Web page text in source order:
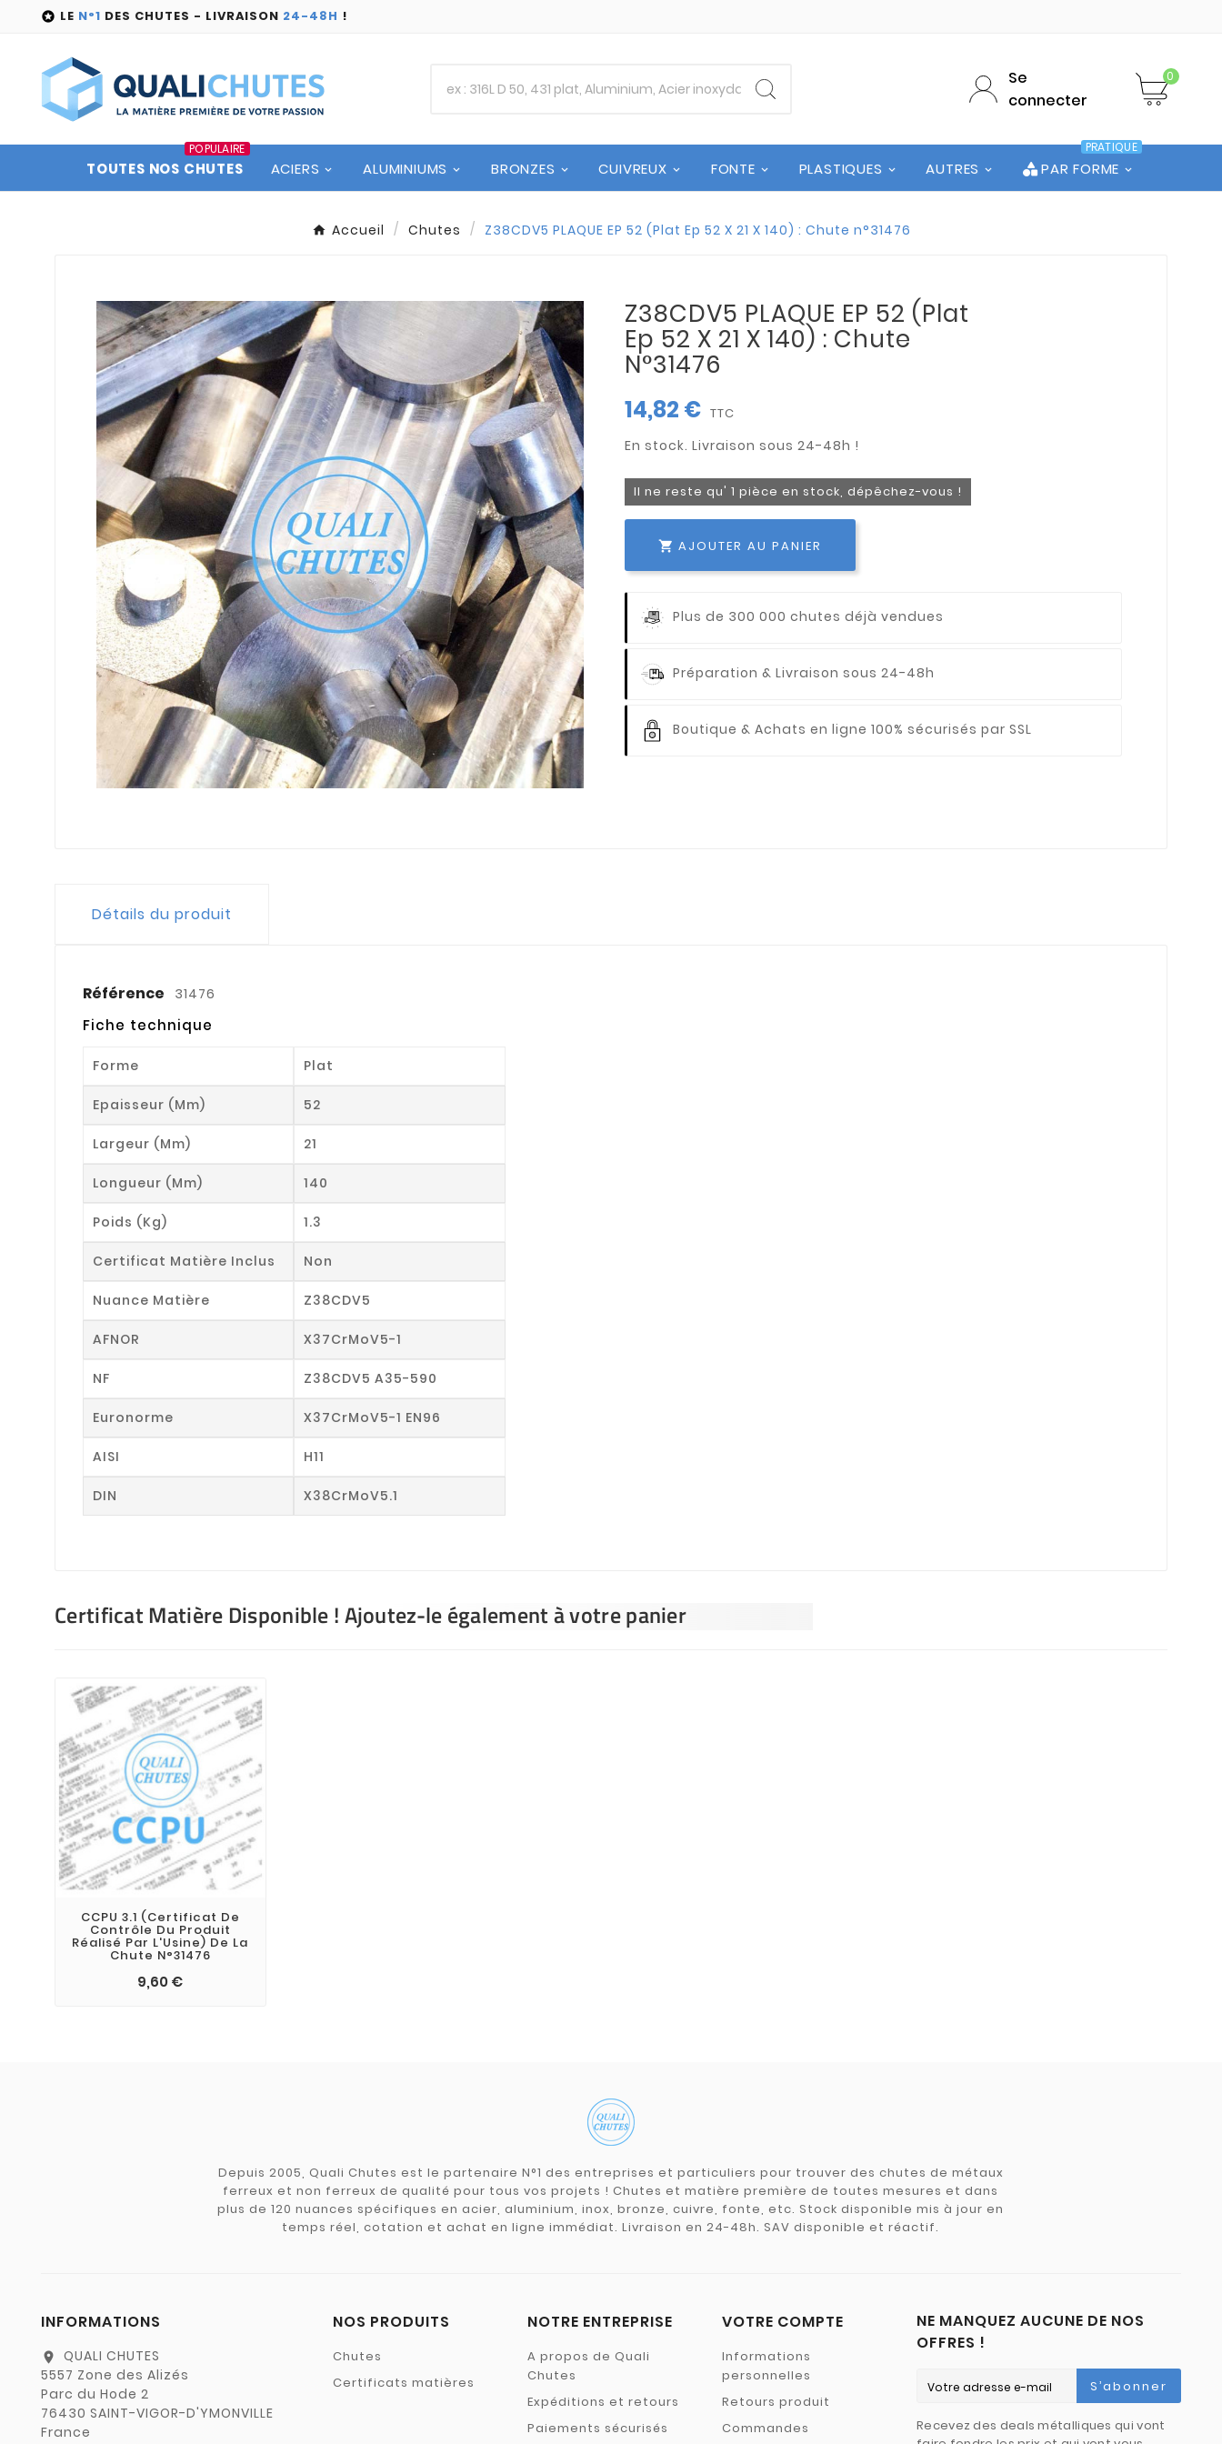
 LE N°1 DES CHUTES - LIVRAISON 24-48H !
Se
connecter
0
TOUTES NOS CHUTES
POPULAIRE
ACIERS ALUMINIUMS BRONZES CUIVREUX FONTE PLASTIQUES AUTRES PAR FORME
PRATIQUE
Accueil Chutes Z38CDV5 PLAQUE EP 52 (Plat Ep 52 X 21 X 140) : Chute n°31476
Z38CDV5 PLAQUE EP 52 (Plat
Ep 52 X 21 X 140) : Chute
N°31476
14,82 € TTC
Il ne reste qu' 1 pièce en stock, dépêchez-vous !
 AJOUTER AU PANIER
Plus de 300 000 chutes déjà vendues
Préparation & Livraison sous 24-48h
Boutique & Achats en ligne 100% sécurisés par SSL
Détails du produit
Référence 31476
Fiche technique
Forme Plat
Epaisseur (mm) 52
Largeur (mm) 21
Longueur (mm) 140
Poids (kg) 1.3
Certificat Matière Inclus Non
Nuance Matière Z38CDV5
AFNOR X37CrMoV5-1
NF Z38CDV5 A35-590
Euronorme X37CrMoV5-1 EN96
AISI H11
DIN X38CrMoV5.1
Certificat Matière Disponible ! Ajoutez-le également à votre panier
CCPU 3.1 (Certificat De
Contrôle Du Produit
Réalisé Par L'Usine) De La
Chute N°31476
9,60 €
Depuis 2005, Quali Chutes est le partenaire N°1 des entreprises et particuliers pour trouver des chutes de métaux
ferreux et non ferreux de qualité pour tous vos projets ! Chutes et matière première de toutes mesures et dans
plus de 120 nuances spécifiques en acier, aluminium, inox, bronze, cuivre, fonte, etc. Stock disponible mis à jour en
temps réel, cotation et achat en ligne immédiat. Livraison en 24-48h. SAV disponible et réactif.
INFORMATIONS
location_on
QUALI CHUTES
5557 Zone des Alizés
Parc du Hode 2
76430 SAINT-VIGOR-D'YMONVILLE
France
NOS PRODUITS
Chutes
Certificats matières
NOTRE ENTREPRISE
A propos de Quali
Chutes
Expéditions et retours
Paiements sécurisés
VOTRE COMPTE
Informations
personnelles
Retours produit
Commandes
NE MANQUEZ AUCUNE DE NOS
OFFRES !
S’abonner
Recevez des deals métalliques qui vont